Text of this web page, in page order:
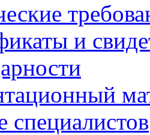
и
специалистов